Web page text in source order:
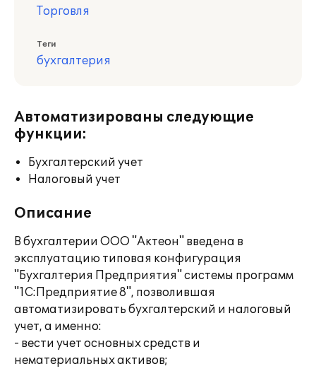
Торговля
Теги
бухгалтерия
Автоматизированы следующие
функции:
Бухгалтерский учет
Налоговый учет
Описание
В бухгалтерии ООО "Актеон" введена в
эксплуатацию типовая конфигурация
"Бухгалтерия Предприятия" системы программ
"1С:Предприятие 8", позволившая
автоматизировать бухгалтерский и налоговый
учет, а именно:
- вести учет основных средств и
нематериальных активов;